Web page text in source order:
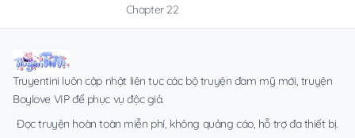
Chapter 22
Truyentini luôn cập nhật liên tục các bộ truyện đam mỹ mới, truyện
Boylove VIP để phục vụ độc giả.
Đọc truyện hoàn toàn miễn phí, không quảng cáo, hỗ trợ đa thiết bị.